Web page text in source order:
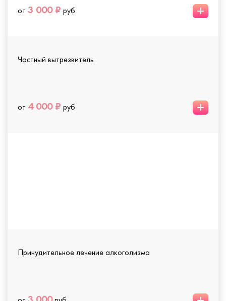
от 3 000 ₽ руб +
Частный вытрезвитель
от 4 000 ₽ руб +
Принудительное лечение алкоголизма